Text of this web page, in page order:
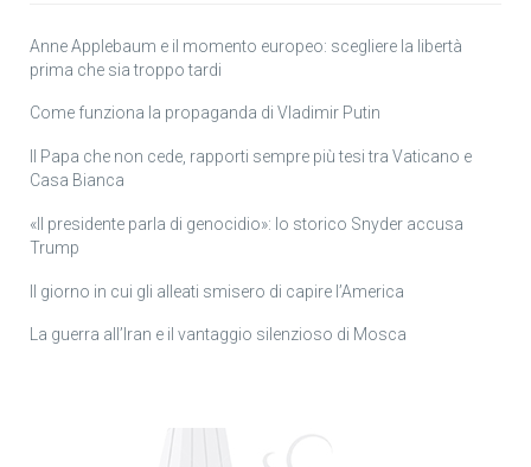
Anne Applebaum e il momento europeo: scegliere la libertà
prima che sia troppo tardi
Come funziona la propaganda di Vladimir Putin
Il Papa che non cede, rapporti sempre più tesi tra Vaticano e
Casa Bianca
«Il presidente parla di genocidio»: lo storico Snyder accusa
Trump
Il giorno in cui gli alleati smisero di capire l’America
La guerra all’Iran e il vantaggio silenzioso di Mosca